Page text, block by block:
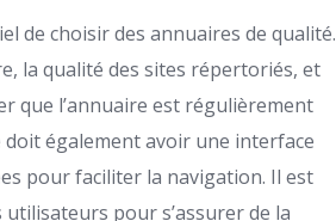
de choisir des annuaires de qualité.
la qualité des sites répertoriés, et
que l’annuaire est régulièrement
également avoir une interface
pour faciliter la navigation. Il est
pour s’assurer de la